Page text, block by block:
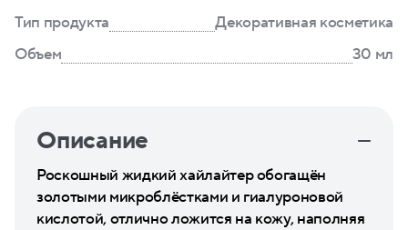
Тип продукта
Декоративная косметика
Объем
30 мл
Описание
Роскошный жидкий хайлайтер обогащён
золотыми микроблёстками и гиалуроновой
кислотой, отлично ложится на кожу, наполняя